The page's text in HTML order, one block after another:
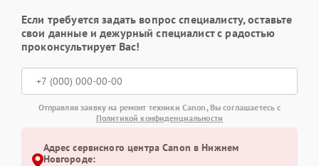
Если требуется задать вопрос специалисту, оставьте
свои данные и дежурный специалист с радостью
проконсультирует Вас!
Отправляя заявку на ремонт техники Canon, Вы соглашаетесь с
Политикой конфиденциальности
Адрес сервисного центра Canon в Нижнем
Новгороде: